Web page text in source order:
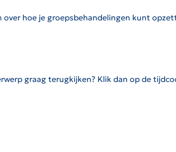
hoe je groepsbehandelingen kunt
graag terugkijken? Klik dan op de